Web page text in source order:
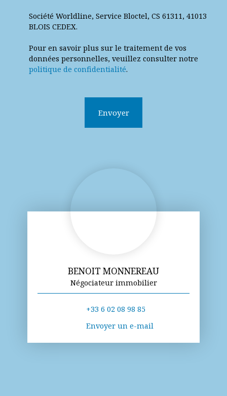
Société Worldline, Service Bloctel, CS 61311, 41013
BLOIS CEDEX.
Pour en savoir plus sur le traitement de vos
données personnelles, veuillez consulter notre
politique de confidentialité.
Envoyer
BENOIT MONNEREAU
Négociateur immobilier
+33 6 02 08 98 85
Envoyer un e-mail